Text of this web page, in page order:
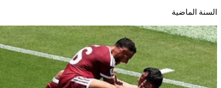
السنة الماضية